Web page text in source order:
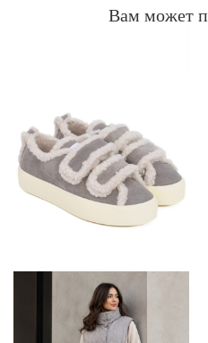
Вам может